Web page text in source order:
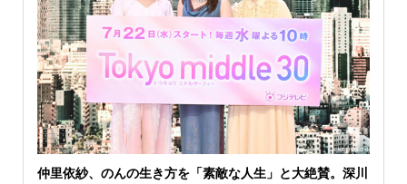
仲里依紗、のんの生き方を「素敵な人生」と大絶賛。深川